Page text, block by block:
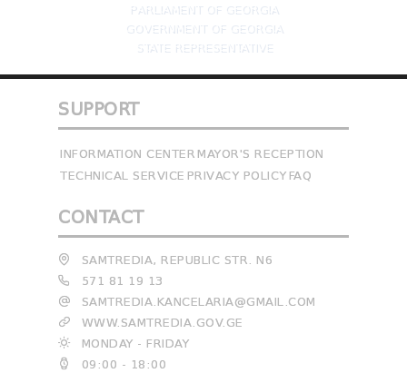
PARLIAMENT OF GEORGIA
GOVERNMENT OF GEORGIA
STATE REPRESENTATIVE
SUPPORT
INFORMATION CENTER MAYOR'S RECEPTION
TECHNICAL SERVICE PRIVACY POLICY FAQ
CONTACT
SAMTREDIA, REPUBLIC STR. N6
571 81 19 13
SAMTREDIA.KANCELARIA@GMAIL.COM
WWW.SAMTREDIA.GOV.GE
MONDAY - FRIDAY
09:00 - 18:00